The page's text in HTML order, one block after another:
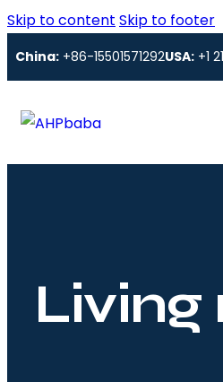
Skip to content Skip to footer
China:+86-15501571292USA:+1
Living